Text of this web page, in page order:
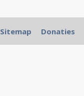
Sitemap Donaties